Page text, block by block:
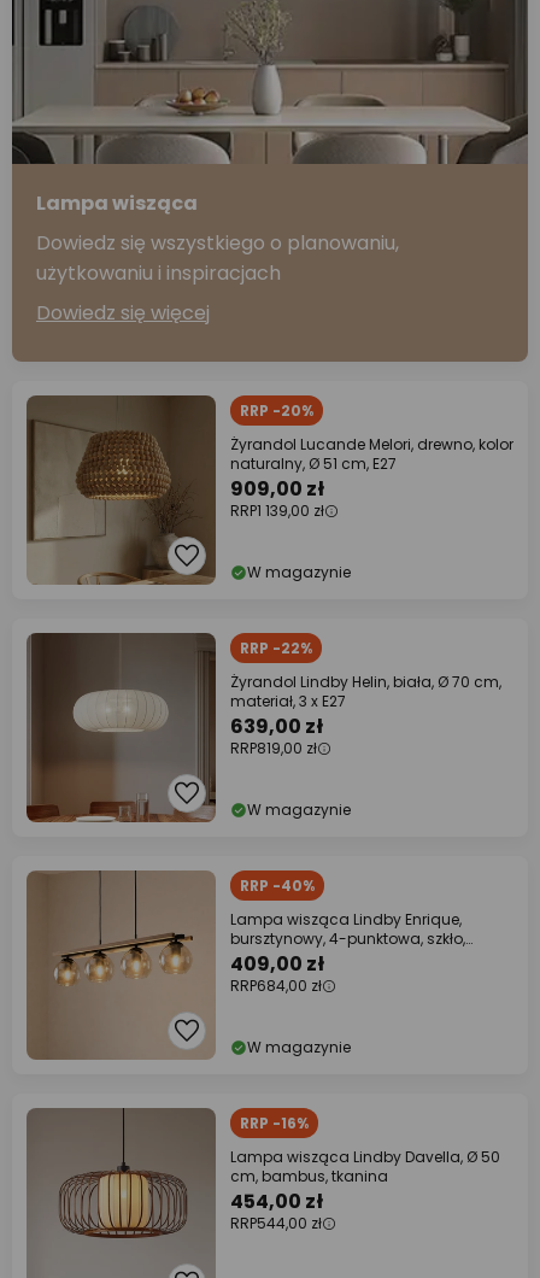
Lampa wisząca
Dowiedz się wszystkiego o planowaniu,
użytkowaniu i inspiracjach
Dowiedz się więcej
RRP -20%
Żyrandol Lucande Melori, drewno, kolor
naturalny, Ø 51 cm, E27
909,00 zł
RRP1 139,00 zł
W magazynie
RRP -22%
Żyrandol Lindby Helin, biała, Ø 70 cm,
materiał, 3 x E27
639,00 zł
RRP819,00 zł
W magazynie
RRP -40%
Lampa wisząca Lindby Enrique,
bursztynowy, 4-punktowa, szkło,
drewno, E27
409,00 zł
RRP684,00 zł
W magazynie
RRP -16%
Lampa wisząca Lindby Davella, Ø 50
cm, bambus, tkanina
454,00 zł
RRP544,00 zł